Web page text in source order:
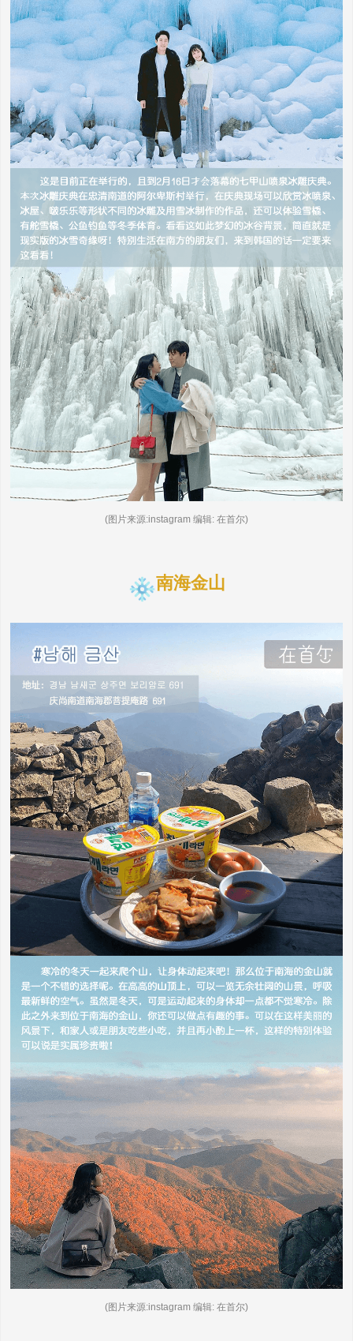
(图片来源:instagram 编辑: 在首尔)
南海金山
(图片来源:instagram 编辑: 在首尔)